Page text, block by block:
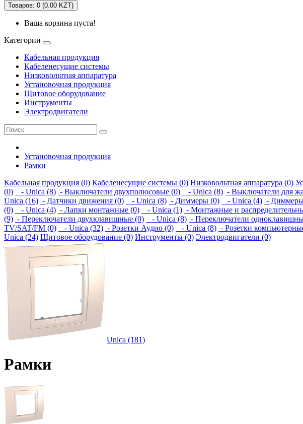
Товаров: 0 (0.00 KZT)
Ваша корзина пуста!
Категории
Кабельная продукция
Кабеленесущие системы
Низковольтная аппаратура
Установочная продукция
Щитовое оборудование
Инструменты
Электродвигатели
Установочная продукция
Рамки
Кабельная продукция (0) Кабеленесущие системы (0) Низковольтная аппаратура (0)
(0)
- Unica (8) - Выключатели двухполюсовые (0) - Unica (8) - Выключатели для
Unica (16) - Датчики движения (0) - Unica (8) - Диммеры (0) - Unica (4) -
(0)
- Unica (4) - Лапки монтажные (0) - Unica (1) - Монтажные и
(9) - Переключатели двухклавишные (0) - Unica (8) - Переключатели
TV/SAT/FM (0)
- Unica (32) - Розетки Аудио (0) - Unica (8) - Розетки
Unica (24) Щитовое оборудование (0) Инструменты (0) Электродвигатели (0)
Unica (181)
Рамки